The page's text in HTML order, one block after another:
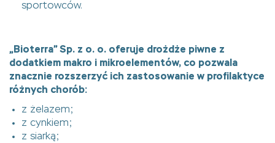
sportowców.
„Bioterra” Sp. z o. o. oferuje drożdże piwne z
dodatkiem makro i mikroelementów, co pozwala
znacznie rozszerzyć ich zastosowanie w profilaktyce
różnych chorób:
z żelazem;
z cynkiem;
z siarką;